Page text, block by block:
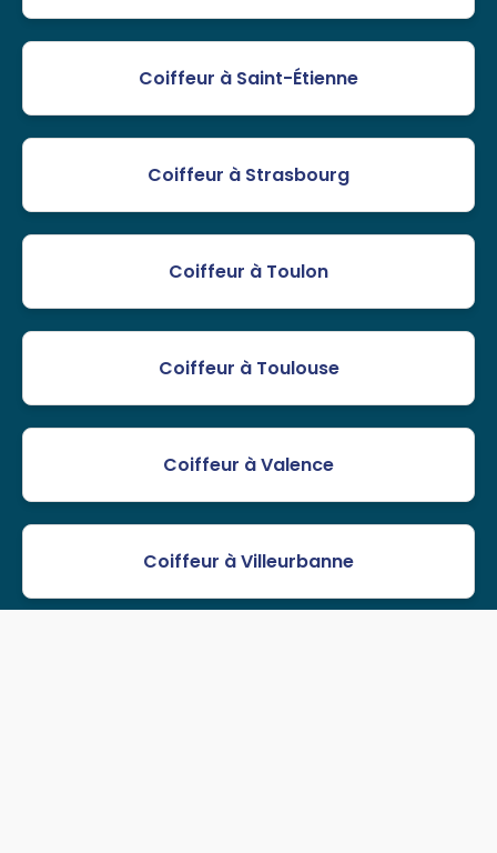
Coiffeur à Saint-Étienne
Coiffeur à Strasbourg
Coiffeur à Toulon
Coiffeur à Toulouse
Coiffeur à Valence
Coiffeur à Villeurbanne